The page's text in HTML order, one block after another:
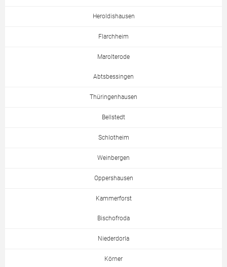
Heroldishausen
Flarchheim
Marolterode
Abtsbessingen
Thüringenhausen
Bellstedt
Schlotheim
Weinbergen
Oppershausen
Kammerforst
Bischofroda
Niederdorla
Körner